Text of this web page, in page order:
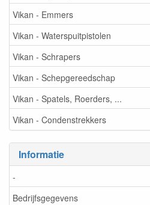
Vikan - Emmers
Vikan - Waterspuitpistolen
Vikan - Schrapers
Vikan - Schepgereedschap
Vikan - Spatels, Roerders, ...
Vikan - Condenstrekkers
Informatie
-
Bedrijfsgegevens